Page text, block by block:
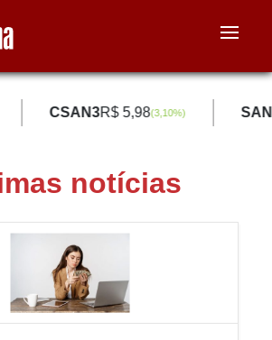
CSAN3R$ 5,98(3,10%)
notícias